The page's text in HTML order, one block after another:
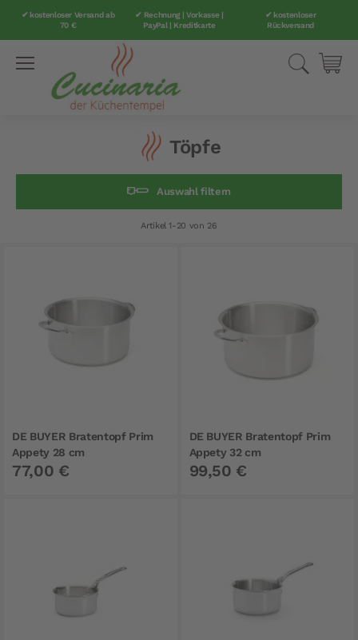
✔ kostenloser Versand ab
70 €
✔ Rechnung | Vorkasse |
PayPal | Kreditkarte
✔ kostenloser
Rückversand
Suche
Töpfe
Auswahl filtern
Artikel1- 20 von 26
DE BUYER Bratentopf Prim
Appety 28 cm
77,00 €
DE BUYER Bratentopf Prim
Appety 32 cm
99,50 €